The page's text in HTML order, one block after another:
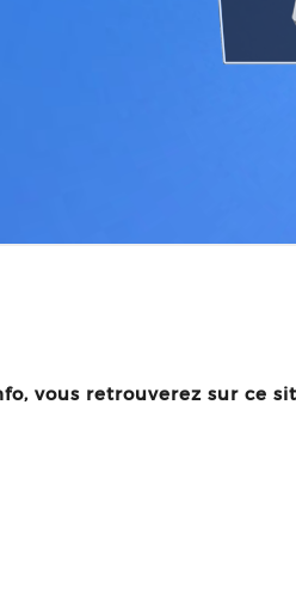
vous retrouverez sur ce